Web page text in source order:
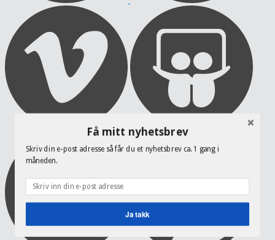
Få mitt nyhetsbrev
Skriv din e-post adresse så får du et nyhetsbrev ca. 1 gang i
måneden.
Ja takk